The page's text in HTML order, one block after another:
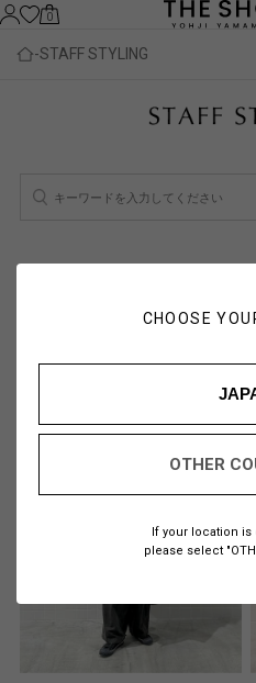
CHOOSE
OTHER
If your location is
please select
0
STAFF STYLING